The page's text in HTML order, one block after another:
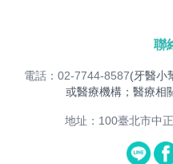
聯
電話：02-7744-8587(牙醫小
或醫療機構；醫療相
地址：100臺北市中